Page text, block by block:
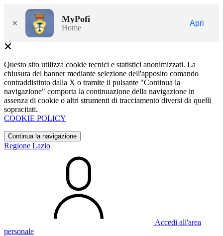
× MyPofi
Home
Apri
Questo sito utilizza cookie tecnici e statistici anonimizzati. La
chiusura del banner mediante selezione dell'apposito comando
contraddistinto dalla X o tramite il pulsante "Continua la
navigazione" comporta la continuazione della navigazione in
assenza di cookie o altri strumenti di tracciamento diversi da quelli
sopracitati.
COOKIE POLICY
Continua la navigazione
Regione Lazio
Accedi all'area
personale